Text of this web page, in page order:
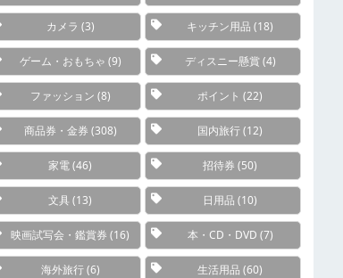
カメラ (3) キッチン用品 (18)
ゲーム・おもちゃ (9) ディスニー懸賞(4)
ファッション (8) ポイント (22)
商品券・金券 (308) 国内旅行(12)
家電(46) 招待券 (50)
文具 (13) 日用品 (10)
映画試写会・鑑賞券 (16) 本・CD・DVD (7)
海外旅行(6) 生活用品 (60)